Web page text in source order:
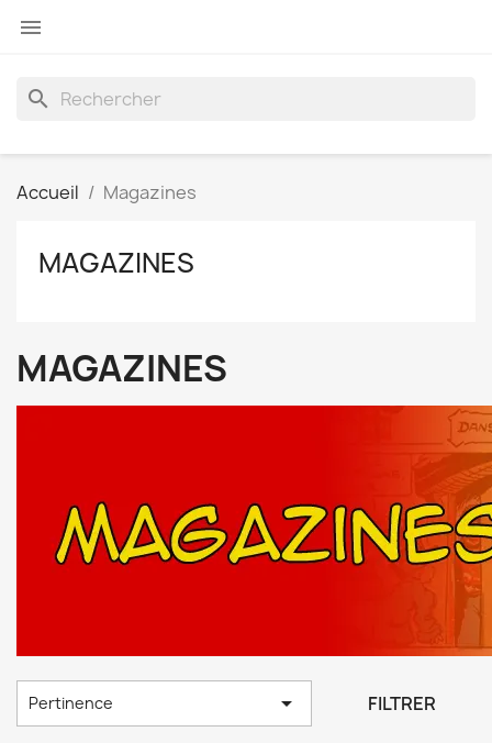

search
Accueil Magazines
MAGAZINES
MAGAZINES
Pertinence  FILTRER